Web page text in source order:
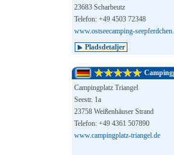
23683 Scharbeutz
Telefon: +49 4503 72348
www.ostseecamping-
Pladsdetaljer
Campingplatz Triangel
Seestr. 1a
23758 Weißenhäuser Strand
Telefon: +49 4361 507890
www.campingplatz-triangel.de